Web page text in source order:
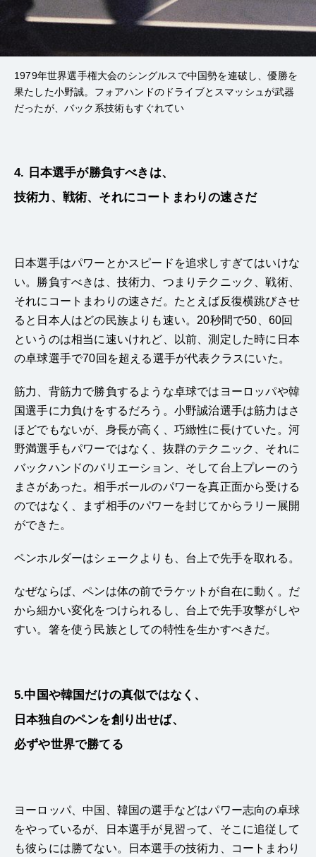
1979年世界選手権大会のシングルスで中国勢を連破し、優勝を
果たした小野誠。フォアハンドのドライブとスマッシュが武器
だったが、バック系技術もすぐれてい
4. 日本選手が勝負すべきは、
技術力、戦術、それにコートまわりの速さだ
日本選手はパワーとかスピードを追求しすぎてはいけな
い。勝負すべきは、技術力、つまりテクニック、戦術、
それにコートまわりの速さだ。たとえば反復横跳びさせ
ると日本人はどの民族よりも速い。20秒間で50、60回
というのは相当に速いけれど、以前、測定した時に日本
の卓球選手で70回を超える選手が代表クラスにいた。
筋力、背筋力で勝負するような卓球ではヨーロッパや韓
国選手に力負けをするだろう。小野誠治選手は筋力はさ
ほどでもないが、身長が高く、巧緻性に長けていた。河
野満選手もパワーではなく、抜群のテクニック、それに
バックハンドのバリエーション、そして台上プレーのう
まさがあった。相手ボールのパワーを真正面から受ける
のではなく、まず相手のパワーを封じてからラリー展開
ができた。
ペンホルダーはシェークよりも、台上で先手を取れる。
なぜならば、ペンは体の前でラケットが自在に動く。だ
から細かい変化をつけられるし、台上で先手攻撃がしや
すい。箸を使う民族としての特性を生かすべきだ。
5.中国や韓国だけの真似ではなく、
日本独自のペンを創り出せば、
必ずや世界で勝てる
ヨーロッパ、中国、韓国の選手などはパワー志向の卓球
をやっているが、日本選手が見習って、そこに追従して
も彼らには勝てない。日本選手の技術力、コートまわり